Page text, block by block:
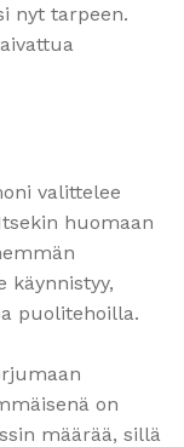
nyt tarpeen.
valittelee
huomaan
käynnistyy,
puolitehoilla.
on
määrää, sillä